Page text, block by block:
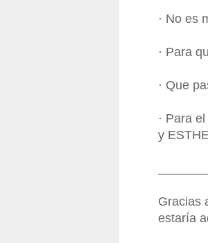
· No es
· Para
· Que
· Para
y
Gracias
estaría